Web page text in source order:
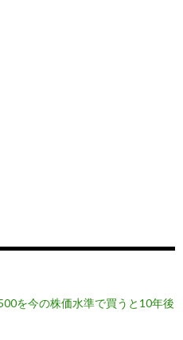
を今の株価水準で買うと10年後